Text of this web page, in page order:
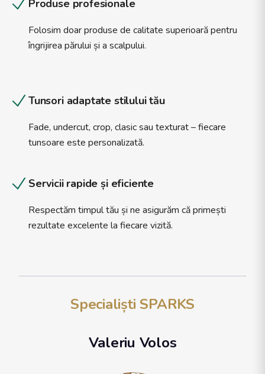
Produse profesionale
Folosim doar produse de calitate superioară pentru
îngrijirea părului și a scalpului.
Tunsori adaptate stilului tău
Fade, undercut, crop, clasic sau texturat – fiecare
tunsoare este personalizată.
Servicii rapide și eficiente
Respectăm timpul tău și ne asigurăm că primești
rezultate excelente la fiecare vizită.
Specialiști SPARKS
Valeriu Volos